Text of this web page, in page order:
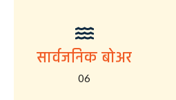
सार्वजनिक बोअर
06